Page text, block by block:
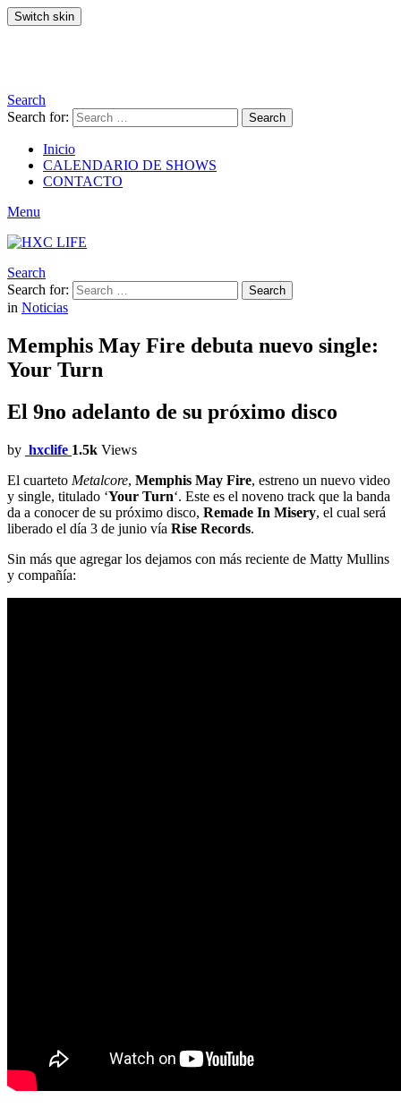
Switch skin
Search
Search for:
Search
Inicio
CALENDARIO DE SHOWS
CONTACTO
Menu
Search
Search for:
Search
in Noticias
Memphis May Fire debuta nuevo single:
Your Turn
El 9no adelanto de su próximo disco
by hxclife 1.5k Views
El cuarteto Metalcore, Memphis May Fire, estreno un nuevo video
y single, titulado ‘Your Turn‘. Este es el noveno track que la banda
da a conocer de su próximo disco, Remade In Misery, el cual será
liberado el día 3 de junio vía Rise Records.
Sin más que agregar los dejamos con más reciente de Matty Mullins
y compañía: